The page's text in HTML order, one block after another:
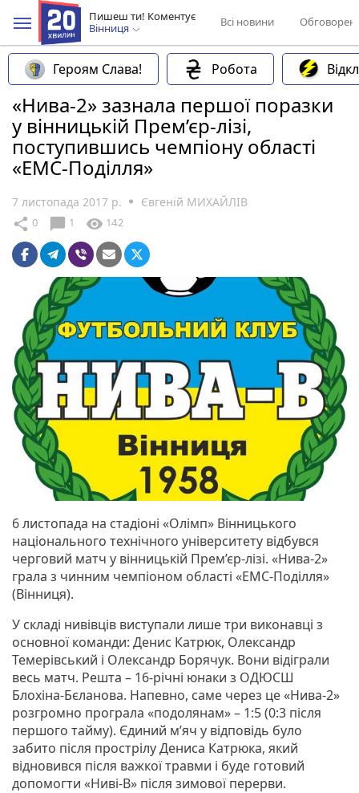
Пишеш ти! Коментує
Вінниця
Всі новини
Героям Слава! Робота
«Нива-2» зазнала першої поразки
у вінницькій Прем’єр-лізі,
поступившись чемпіону області
«ЕМС-Поділля»
7 листопада 2017 р. Євгеній МИХАЙЛІВ
share 0 chat_bubble 1 visibility 142
6 листопада на стадіоні «Олімп» Вінницького
національного технічного університету відбувся
черговий матч у вінницькій Прем’єр-лізі. «Нива-2»
грала з чинним чемпіоном області «ЕМС-Поділля»
(Вінниця).
У складі нивівців виступали лише три виконавці з
основної команди: Денис Катрюк, Олександр
Темерівський і Олександр Борячук. Вони відіграли
весь матч. Решта – 16-річні юнаки з ОДЮСШ
Блохіна-Бєланова. Напевно, саме через це «Нива-2»
розгромно програла «подолянам» – 1:5 (0:3 після
першого тайму). Єдиний м’яч у відповідь було
забито після прострілу Дениса Катрюка, який
відновився після важкої травми і буде готовий
допомогти «Ниві-В» після зимової перерви.